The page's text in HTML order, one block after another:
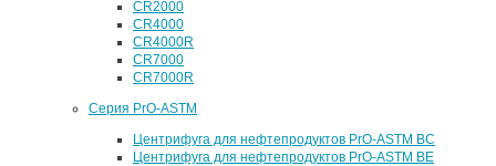
CR2000
CR4000
CR4000R
CR7000
CR7000R
Серия PrO-ASTM
Центрифуга для нефтепродуктов PrO-ASTM BC
Центрифуга для нефтепродуктов PrO-ASTM BE